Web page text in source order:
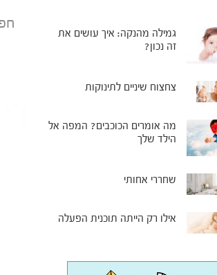
גמילה מהנקה: איך עושים את
זה נכון?
צחצוח שיניים לתינוקות
מה אומרים הכוכבים? המפה אל
הילד שלך
שחררי אחותי
אילו רק הייתה תוכנית הפעלה